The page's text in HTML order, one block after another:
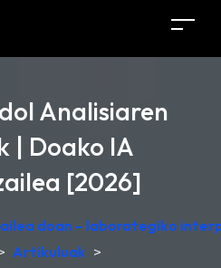
Analisiaren
| Doako IA
[2026]
doan – laborategiko
Artikuluak >